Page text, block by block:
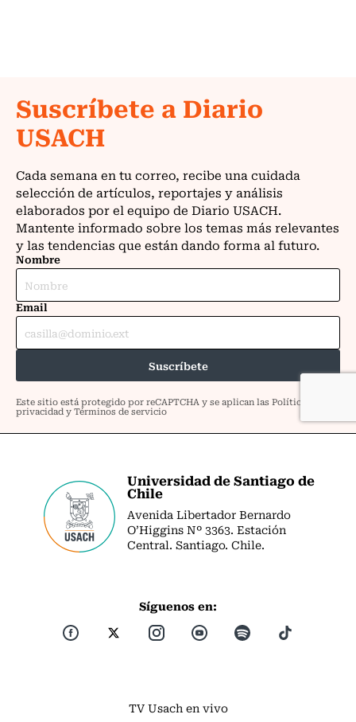
Universidad de Santiago de
Chile
Avenida Libertador Bernardo
O’Higgins Nº 3363. Estación
Central. Santiago. Chile.
Síguenos en:
TV Usach en vivo